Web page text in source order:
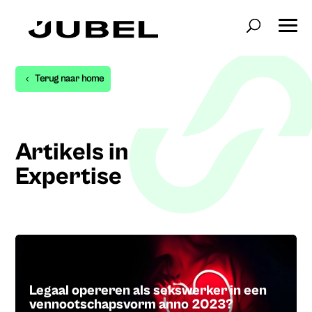
Terug naar home
Artikels in
Expertise
Legaal opereren als sekswerker in een
vennootschapsvorm anno 2023?